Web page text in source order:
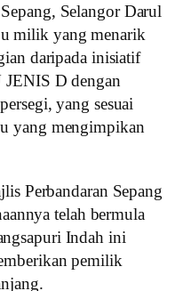
Selangor Darul
milik yang menarik
daripada inisiatif
D dengan
yang sesuai
yang mengimpikan
Perbandaran Sepang
telah bermula
Indah ini
pemilik